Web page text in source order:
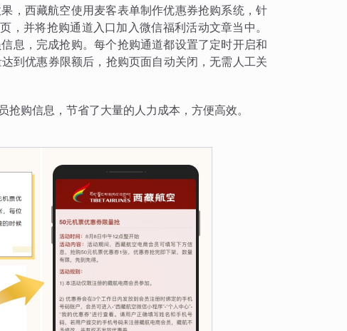
，西藏航空使用麦客表单制作优惠券抢购系统，针
并将抢购通道入口加入微信福利活动文章当中。
息，完成抢购。每个抢购通道都设置了定时开启和
到优惠券限额后，抢购页面自动关闭，无需人工关
购信息，节省了大量的人力成本，方便高效。